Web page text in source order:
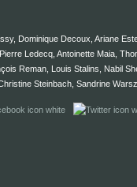
Dominique Decoux, Ariane
Ledecq, Antoinette Maia,
Reman, Louis Stalins, Nabil
Steinbach, Sandrine